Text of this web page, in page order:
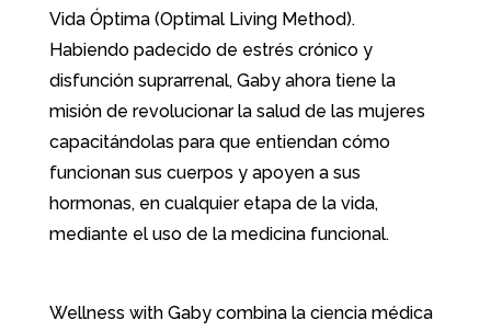
Vida Óptima (Optimal Living Method).
Habiendo padecido de estrés crónico y
disfunción suprarrenal, Gaby ahora tiene la
misión de revolucionar la salud de las mujeres
capacitándolas para que entiendan cómo
funcionan sus cuerpos y apoyen a sus
hormonas, en cualquier etapa de la vida,
mediante el uso de la medicina funcional.
Wellness with Gaby combina la ciencia médica